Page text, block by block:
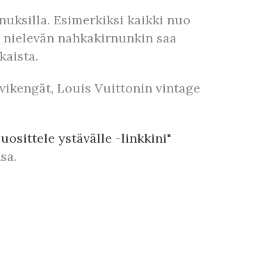
Esimerkiksi kaikki nuo
nahkakirnunkin saa
Louis Vuittonin vintage
ystävälle -linkkini"